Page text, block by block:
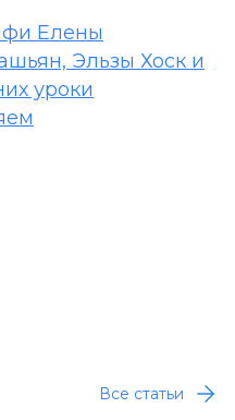
Елены
Эльзы Хоск и
уроки
Все статьи